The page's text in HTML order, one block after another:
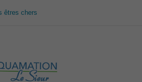
êtres chers